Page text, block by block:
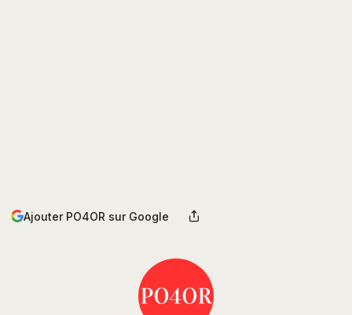
Ajouter PO4OR sur Google